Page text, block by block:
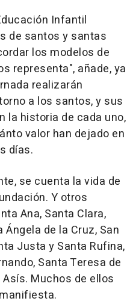
Infantil
de santos y santas
los modelos de
representa", añade, ya
realizarán
a los santos, y sus
la historia de cada uno,
valor han dejado en
días.
se cuenta la vida de
Y otros
Ana, Santa Clara,
de la Cruz, San
Justa y Santa Rufina,
Santa Teresa de
Muchos de ellos